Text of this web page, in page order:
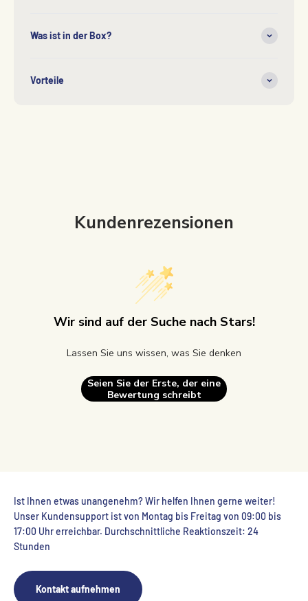
Was ist in der Box?
Vorteile
Kundenrezensionen
Wir sind auf der Suche nach Stars!
Lassen Sie uns wissen, was Sie denken
Seien Sie der Erste, der eine
Bewertung schreibt
Ist Ihnen etwas unangenehm? Wir helfen Ihnen gerne weiter!
Unser Kundensupport ist von Montag bis Freitag von 09:00 bis
17:00 Uhr erreichbar. Durchschnittliche Reaktionszeit: 24
Stunden
Kontakt aufnehmen